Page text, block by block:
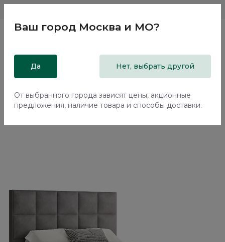
Главная
Кровати
Двуспальная кровать с подъемным механизмом Корал /
Ваш город Москва и МО?
Да Нет, выбрать другой
От выбранного города зависят цены, акционные
предложения, наличие товара и способы доставки.